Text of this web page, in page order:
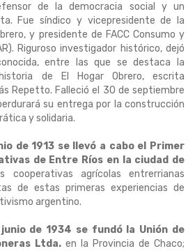
de la democracia social y un
Fue síndico y vicepresidente de la
y presidente de FACC Consumo y
Riguroso investigador histórico, dejó
entre las que se destaca la
de El Hogar Obrero, escrita
Repetto. Falleció el 30 de septiembre
su entrega por la construcción
y solidaria.
de 1913 se llevó a cabo el Primer
de Entre Ríos en la ciudad de
cooperativas agrícolas entrerrianas
de estas primeras experiencias de
argentino.
de 1934 se fundó la Unión de
Ltda. en la Provincia de Chaco;